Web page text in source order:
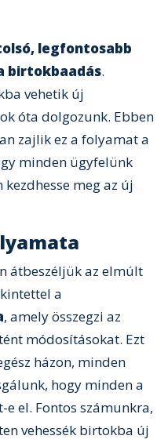
legfontosabb
birtokbaadás.
vehetik új
óta dolgozunk. Ebben
zajlik ez a folyamat a
minden ügyfelünk
meg az új
átbeszéljük az elmúlt
a
, amely összegzi az
módosításokat. Ezt
házon, minden
hogy minden a
el. Fontos számunkra,
vehessék birtokba új